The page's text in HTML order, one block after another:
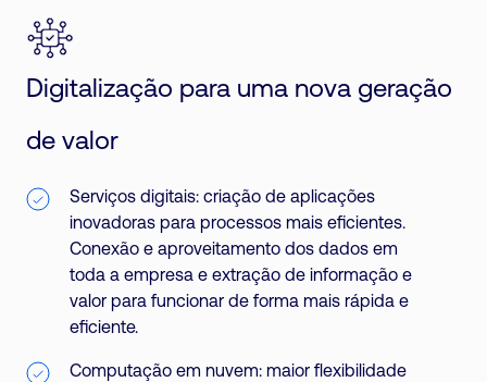
Digitalização para uma nova geração
de valor
Serviços digitais: criação de aplicações
inovadoras para processos mais eficientes.
Conexão e aproveitamento dos dados em
toda a empresa e extração de informação e
valor para funcionar de forma mais rápida e
eficiente.
Computação em nuvem: maior flexibilidade